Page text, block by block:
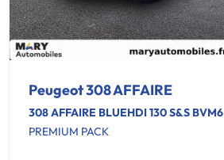
Peugeot 308 AFFAIRE
308 AFFAIRE BLUEHDI 130 S&S BVM6
PREMIUM PACK